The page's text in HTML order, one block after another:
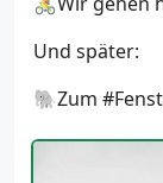
Und später:
🐘Zum